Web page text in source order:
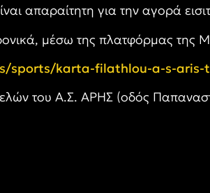
απαραίτητη για την αγορά
μέσω της πλατφόρμας της
sports/karta-filathlou-a-s-aris-
του Α.Σ. ΑΡΗΣ (οδός